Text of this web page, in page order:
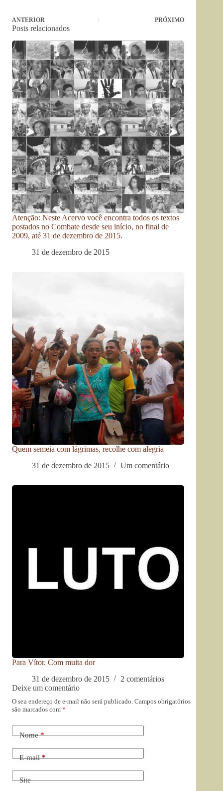
ANTERIOR PRÓXIMO
Posts relacionados
Atenção: Neste Acervo você encontra todos os textos
postados no Combate desde seu início, no final de
2009, até 31 de dezembro de 2015.
31 de dezembro de 2015
Quem semeia com lágrimas, recolhe com alegria
31 de dezembro de 2015
Um comentário
Para Vítor. Com muita dor
31 de dezembro de 2015
2 comentários
Deixe um comentário
O seu endereço de e-mail não será publicado. Campos obrigatórios
são marcados com *
Nome*
E-mail*
Site